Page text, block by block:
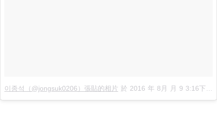
이종석（@jongsuk0206）張貼的相片 於 2016 年 8月 月 9 3:16下午 PDT